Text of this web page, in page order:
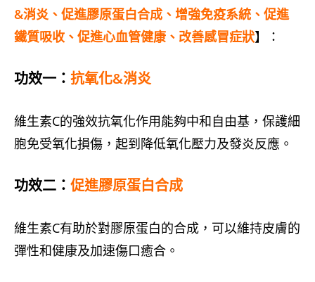
&消炎、促進膠原蛋白合成、增強免疫系統、促進
鐵質吸收、促進心血管健康、改善感冒症狀】：
功效一： 抗氧化&消炎
維生素C的強效抗氧化作用能夠中和自由基，保護細
胞免受氧化損傷，起到降低氧化壓力及發炎反應。
功效二： 促進膠原蛋白合成
維生素C有助於對膠原蛋白的合成，可以維持皮膚的
彈性和健康及加速傷口癒合。